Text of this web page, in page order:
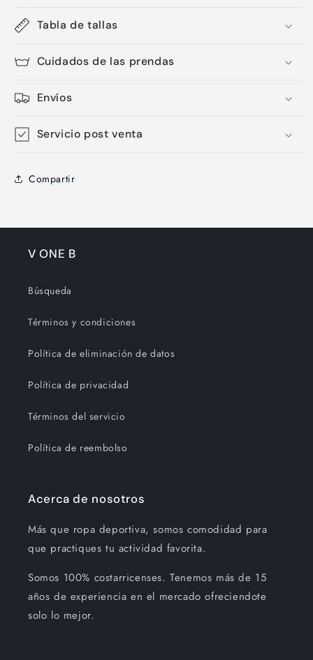
Tabla de tallas
Cuidados de las prendas
Envíos
Servicio post venta
Compartir
V ONE B
Búsqueda
Términos y condiciones
Política de eliminación de datos
Política de privacidad
Términos del servicio
Política de reembolso
Acerca de nosotros
Más que ropa deportiva, somos comodidad para
que practiques tu actividad favorita.
Somos 100% costarricenses. Tenemos más de 15
años de experiencia en el mercado ofreciendote
solo lo mejor.